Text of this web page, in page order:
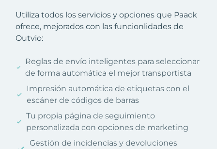
Utiliza todos los servicios y opciones que Paack
ofrece, mejorados con las funcionlidades de
Outvio:
Reglas de envío inteligentes para seleccionar
de forma automática el mejor transportista
Impresión automática de etiquetas con el
escáner de códigos de barras
Tu propia página de seguimiento
personalizada con opciones de marketing
Gestión de incidencias y devoluciones